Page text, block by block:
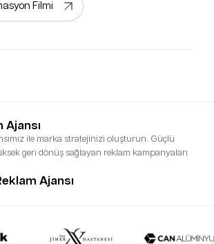
Filmi
Ajansı
ile marka stratejinizi oluşturun. Güçlü
geri dönüş sağlayan reklam kampanyaları
Ajansı
Ajansı